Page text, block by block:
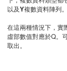
以及Y複數資料陣列。
在這兩種情況下，實
虛部數值對應於Q。
取出。